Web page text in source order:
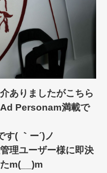
ありましたがこちら
Personam満載で
( ｀ー´)ノ
理ユーザー様に即決
m(__)m